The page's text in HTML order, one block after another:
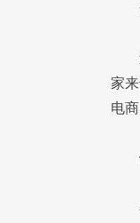
家
电